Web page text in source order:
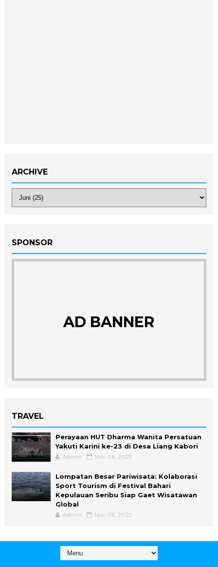
ARCHIVE
SPONSOR
AD BANNER
TRAVEL
Perayaan HUT Dharma Wanita Persatuan
Yakuti Karini ke-23 di Desa Liang Kabori
Admin Nov 06, 2025
Lompatan Besar Pariwisata: Kolaborasi
Sport Tourism di Festival Bahari
Kepulauan Seribu Siap Gaet Wisatawan
Global
Admin Nov 06, 2025